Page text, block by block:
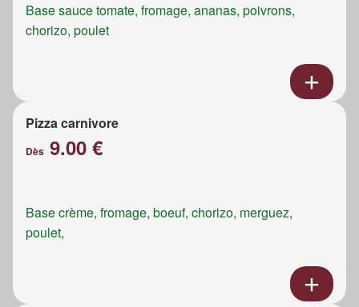
Base sauce tomate, fromage, ananas, poivrons,
chorizo, poulet
Pizza carnivore
Dès 9.00 €
Base crème, fromage, boeuf, chorizo, merguez,
poulet,